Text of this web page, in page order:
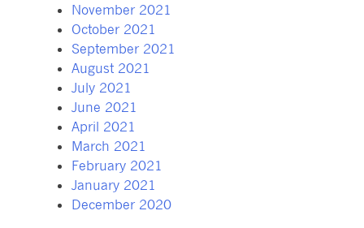
November 2021
October 2021
September 2021
August 2021
July 2021
June 2021
April 2021
March 2021
February 2021
January 2021
December 2020